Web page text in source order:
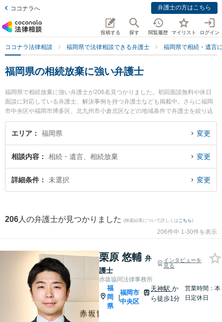
ココナラへ 弁護士の方はこちら
投稿する 探す 閲覧履歴 マイリスト ログイン
ココナラ法律相談 福岡県で法律相談できる弁護士 福岡県で相続・遺言
福岡県の相続放棄に強い弁護士
福岡県で相続放棄に強い弁護士が206名見つかりました。初回面談無料や休日
面談に対応している弁護士、解決事例を持つ弁護士なども掲載中。さらに福岡
市中央区や福岡市博多区、北九州市小倉北区などの地域条件で弁護士を絞り込
めます。相続・遺言に関係する家族間の相続トラブルや認知症の相続、遺産分
割等の細かな分野での絞り込み検索もでき便利です。特に赤坂協同法律事務所
用、強みなどが注目されています。『福岡県で土日や夜間に発生した相続放棄
のトラブルを今すぐに弁護士に相談したい』『相続放棄のトラブル解決の実績
豊富な近くの弁護士を検索したい』『初回相談無料で相続放棄を法律相談でき
エリア 福岡県 変更
相談内容 相続・遺言、相続放棄 変更
詳細条件 未選択 変更
206 人の弁護士が見つかりました (検索結果について詳しくは こちら)
206件中 1-30件を表示
栗原 悠輔 弁
護士
インタビューを
見る
赤坂協同法律事務所
福
岡
県
|
福岡市
中央区
天神駅 か
ら徒歩1分
営業時間：本
日定休日